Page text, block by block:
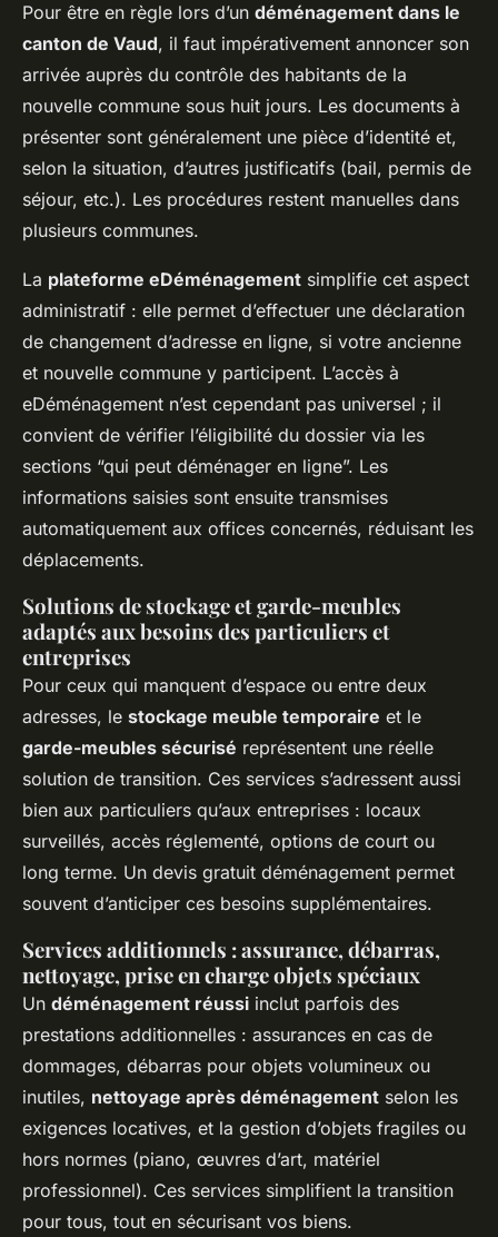
Pour être en règle lors d’un déménagement dans le
canton de Vaud, il faut impérativement annoncer son
arrivée auprès du contrôle des habitants de la
nouvelle commune sous huit jours. Les documents à
présenter sont généralement une pièce d’identité et,
selon la situation, d’autres justificatifs (bail, permis de
séjour, etc.). Les procédures restent manuelles dans
plusieurs communes.
La plateforme eDéménagement simplifie cet aspect
administratif : elle permet d’effectuer une déclaration
de changement d’adresse en ligne, si votre ancienne
et nouvelle commune y participent. L’accès à
eDéménagement n’est cependant pas universel ; il
convient de vérifier l’éligibilité du dossier via les
sections “qui peut déménager en ligne”. Les
informations saisies sont ensuite transmises
automatiquement aux offices concernés, réduisant les
déplacements.
Solutions de stockage et garde-meubles
adaptés aux besoins des particuliers et
entreprises
Pour ceux qui manquent d’espace ou entre deux
adresses, le stockage meuble temporaire et le
garde-meubles sécurisé représentent une réelle
solution de transition. Ces services s’adressent aussi
bien aux particuliers qu’aux entreprises : locaux
surveillés, accès réglementé, options de court ou
long terme. Un devis gratuit déménagement permet
souvent d’anticiper ces besoins supplémentaires.
Services additionnels : assurance, débarras,
nettoyage, prise en charge objets spéciaux
Un déménagement réussi inclut parfois des
prestations additionnelles : assurances en cas de
dommages, débarras pour objets volumineux ou
inutiles, nettoyage après déménagement selon les
exigences locatives, et la gestion d’objets fragiles ou
hors normes (piano, œuvres d’art, matériel
professionnel). Ces services simplifient la transition
pour tous, tout en sécurisant vos biens.